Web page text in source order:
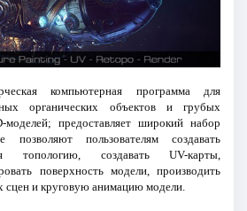
компьютерная программа для
органических объектов и грубых
моделей; предоставляет широкий набор
позволяют пользователям создавать
топологию, создавать UV-карты,
поверхность модели, производить
сцен и круговую анимацию модели.